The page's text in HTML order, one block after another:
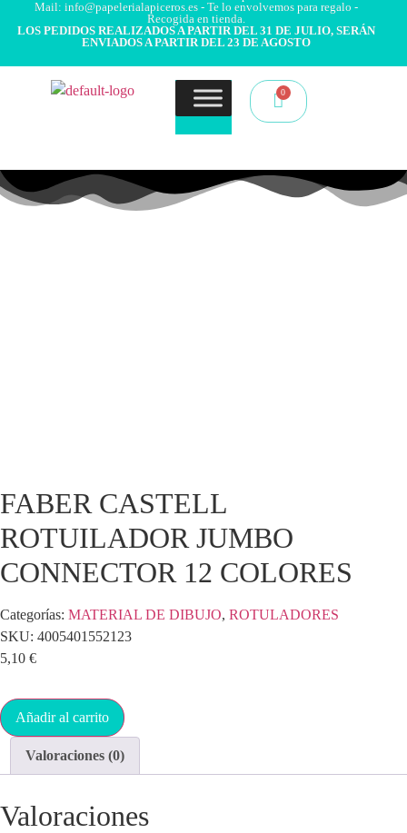
Mail: info@papelerialapiceros.es - Te lo envolvemos para regalo -
Recogida en tienda.
LOS PEDIDOS REALIZADOS A PARTIR DEL 31 DE JULIO, SERÁN
ENVIADOS A PARTIR DEL 23 DE AGOSTO
FABER CASTELL
ROTUILADOR JUMBO
CONNECTOR 12 COLORES
Categorías: MATERIAL DE DIBUJO, ROTULADORES
SKU: 4005401552123
5,10 €
Añadir al carrito
Valoraciones (0)
Valoraciones